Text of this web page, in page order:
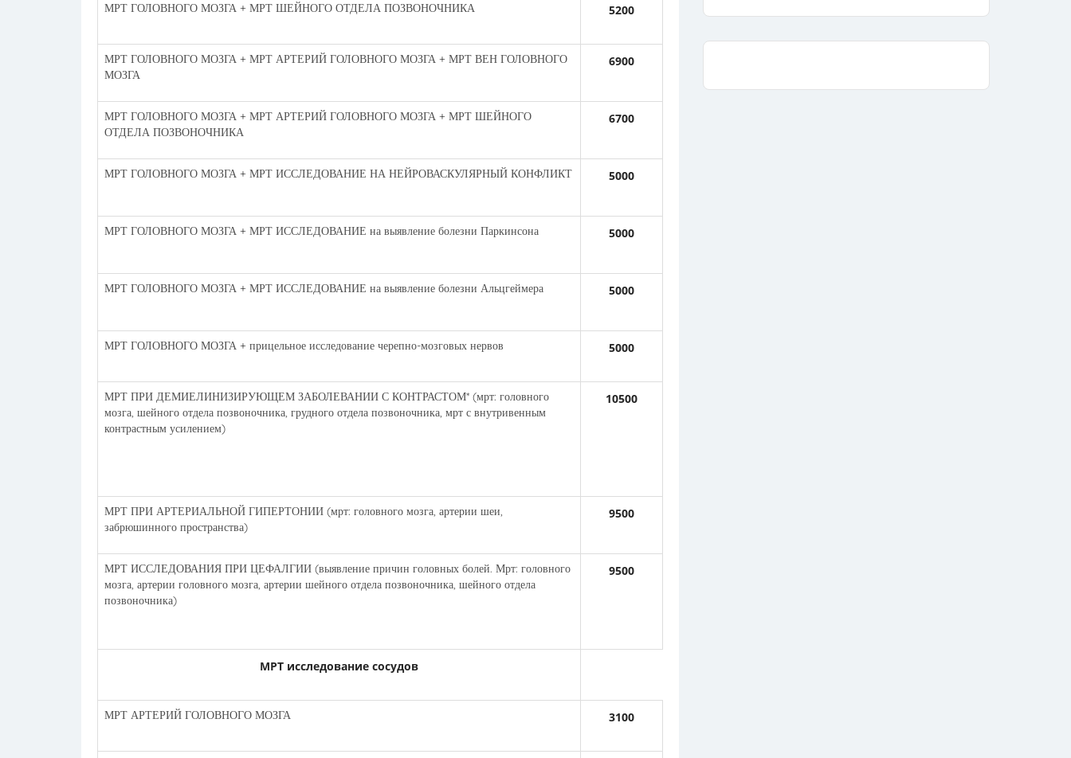
МРТ ГОЛОВНОГО МОЗГА + МРТ ШЕЙНОГО ОТДЕЛА ПОЗВОНОЧНИКА 5200
МРТ ГОЛОВНОГО МОЗГА + МРТ АРТЕРИЙ ГОЛОВНОГО МОЗГА + МРТ ВЕН ГОЛОВНОГО
МОЗГА
6900
МРТ ГОЛОВНОГО МОЗГА + МРТ АРТЕРИЙ ГОЛОВНОГО МОЗГА + МРТ ШЕЙНОГО
ОТДЕЛА ПОЗВОНОЧНИКА
6700
МРТ ГОЛОВНОГО МОЗГА + МРТ ИССЛЕДОВАНИЕ НА НЕЙРОВАСКУЛЯРНЫЙ КОНФЛИКТ 5000
МРТ ГОЛОВНОГО МОЗГА + МРТ ИССЛЕДОВАНИЕ на выявление болезни Паркинсона 5000
МРТ ГОЛОВНОГО МОЗГА + МРТ ИССЛЕДОВАНИЕ на выявление болезни Альцгеймера 5000
МРТ ГОЛОВНОГО МОЗГА + прицельное исследование черепно-мозговых нервов 5000
МРТ ПРИ ДЕМИЕЛИНИЗИРУЮЩЕМ ЗАБОЛЕВАНИИ С КОНТРАСТОМ* (мрт: головного
мозга, шейного отдела позвоночника, грудного отдела позвоночника, мрт с внутривенным
контрастным усилением)
10500
МРТ ПРИ АРТЕРИАЛЬНОЙ ГИПЕРТОНИИ (мрт: головного мозга, артерии шеи,
забрюшинного пространства)
9500
МРТ ИССЛЕДОВАНИЯ ПРИ ЦЕФАЛГИИ (выявление причин головных болей. Мрт: головного
мозга, артерии головного мозга, артерии шейного отдела позвоночника, шейного отдела
позвоночника)
9500
МРТ исследование сосудов
МРТ АРТЕРИЙ ГОЛОВНОГО МОЗГА 3100